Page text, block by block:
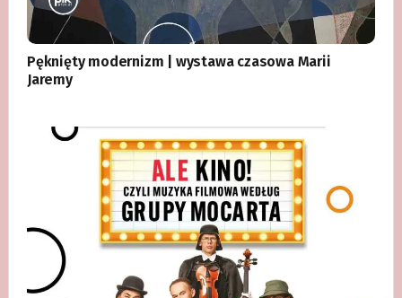
Pęknięty modernizm | wystawa czasowa Marii
Jaremy